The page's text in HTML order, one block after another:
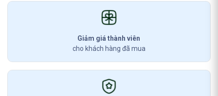
Giảm giá thành viên
cho khách hàng đã mua